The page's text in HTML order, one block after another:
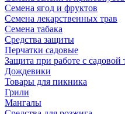
Семена ягод и фруктов
Семена лекарственных трав
Семена табака
Средства защиты
Перчатки садовые
Защита при работе с садовой
Дождевики
Товары для пикника
Грили
Мангалы